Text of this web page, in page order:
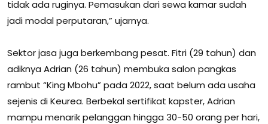
tidak ada ruginya. Pemasukan dari sewa kamar sudah
jadi modal perputaran,” ujarnya.
Sektor jasa juga berkembang pesat. Fitri (29 tahun) dan
adiknya Adrian (26 tahun) membuka salon pangkas
rambut “King Mbohu” pada 2022, saat belum ada usaha
sejenis di Keurea. Berbekal sertifikat kapster, Adrian
mampu menarik pelanggan hingga 30-50 orang per hari,